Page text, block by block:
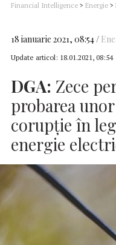
Financial Intelligence > Energie >
18 ianuarie 2021, 08:54
Update articol: 18.01.2021, 08:54
DGA: Zece
probarea
corupţie în
energie